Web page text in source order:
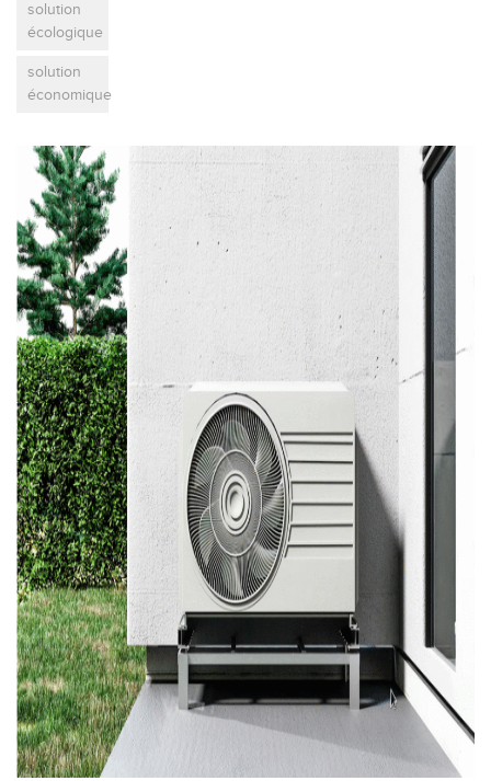
solution
écologique
solution
économique